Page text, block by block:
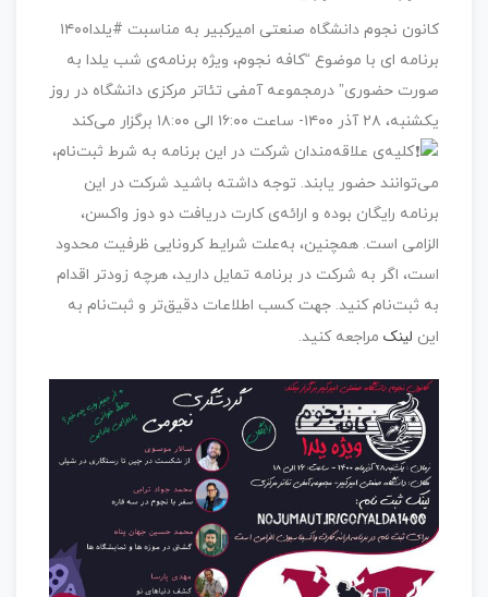
کانون نجوم دانشگاه صنعتی امیرکبیر به مناسبت #یلدا۱۴۰۰
برنامه ای با موضوع “کافه نجوم، ویژه برنامه‌ی شب یلدا به
صورت حضوری” درمجموعه آمفی تئاتر مرکزی دانشگاه در روز
یکشنبه، ۲۸ آذر ۱۴۰۰- ساعت ۱۶:۰۰ الی ۱۸:۰۰ برگزار می‌کند
کلیه‌ی علاقه‌مندان شرکت در این برنامه به شرط ثبت‌نام،
می‌توانند حضور یابند. توجه داشته باشید شرکت در این
برنامه رایگان بوده و ارائه‌ی کارت دریافت دو دوز واکسن،
الزامی است. همچنین، به‌علت شرایط کرونایی ظرفیت محدود
است، اگر به شرکت در برنامه تمایل دارید، هرچه زودتر اقدام
به ثبت‌نام کنید. جهت کسب اطلاعات دقیق‌تر و ثبت‌نام به
این لینک مراجعه کنید.